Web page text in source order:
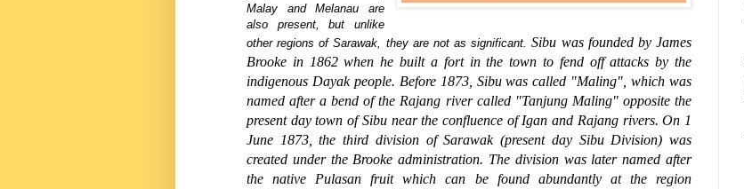
Malay and Melanau are
also present, but unlike
other regions of Sarawak, they are not as significant.
Sibu was founded by James
Brooke in 1862 when he built a fort in the town to fend off attacks by the
indigenous Dayak people. Before 1873, Sibu was called "Maling", which was
named after a bend of the Rajang river called "Tanjung Maling" opposite the
present day town of Sibu near the confluence of Igan and Rajang rivers. On 1
June 1873, the third division of Sarawak (present day Sibu Division) was
created under the Brooke administration. The division was later named after
the native Pulasan fruit which can be found abundantly at the region